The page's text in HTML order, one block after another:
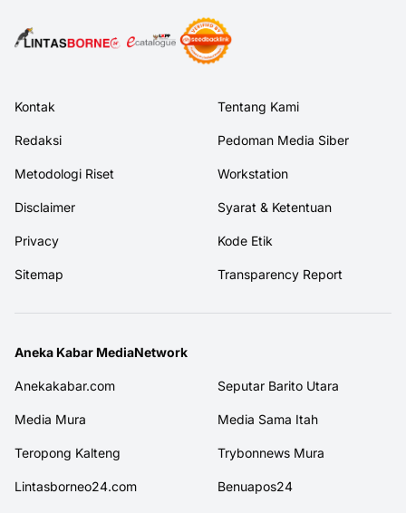
Kontak Tentang Kami
Redaksi Pedoman Media Siber
Metodologi Riset Workstation
Disclaimer Syarat & Ketentuan
Privacy Kode Etik
Sitemap Transparency Report
Aneka Kabar MediaNetwork
Anekakabar.com Seputar Barito Utara
Media Mura Media Sama Itah
Teropong Kalteng Trybonnews Mura
Lintasborneo24.com Benuapos24